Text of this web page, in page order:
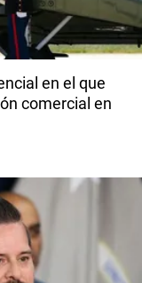
en el que
comercial en